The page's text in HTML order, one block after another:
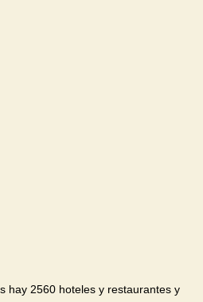
hay 2560 hoteles y restaurantes y